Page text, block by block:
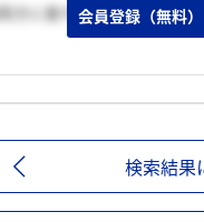
方に接する仕事をしたい
会員登録（無料
検索結果